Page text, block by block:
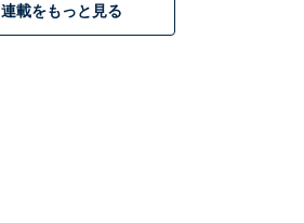
連載をもっと見る